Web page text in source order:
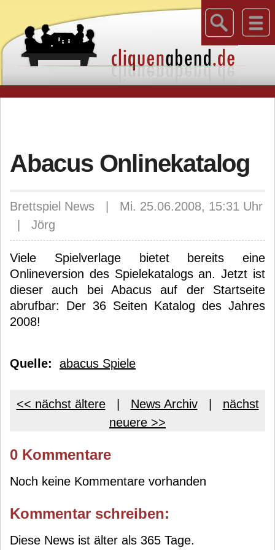
Abacus Onlinekatalog
Brettspiel News | Mi. 25.06.2008, 15:31 Uhr
| Jörg
Viele Spielverlage bietet bereits eine
Onlineversion des Spielekatalogs an. Jetzt ist
dieser auch bei Abacus auf der Startseite
abrufbar: Der 36 Seiten Katalog des Jahres
2008!
Quelle: abacus Spiele
<< nächst ältere| News Archiv| nächst
neuere >>
0 Kommentare
Noch keine Kommentare vorhanden
Kommentar schreiben:
Diese News ist älter als 365 Tage.